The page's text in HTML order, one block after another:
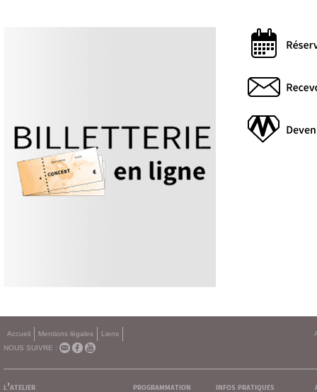
Accueil Mentions légales
Liens
NOUS SUIVRE :
l'atelier programmation infos pratiques